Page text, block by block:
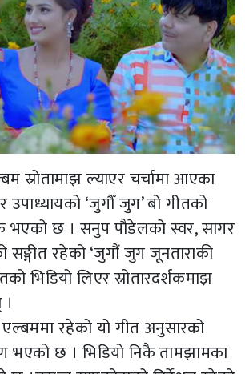
स्रोतामाझ ल्याएर चर्चामा आएका
उपाध्यायको ‘जुगौँ जुग’ बो गीतको
भएको छ । सनुप पौडेलको स्वर, सागर
सङ्गीत रहेको ‘जुगौं जुग जूनताराकी
भिडियो लिएर स्रोतारदर्शकमाझ
रहेको यो गीत अनुसारको
भएको छ । भिडियो निकै तामझामका